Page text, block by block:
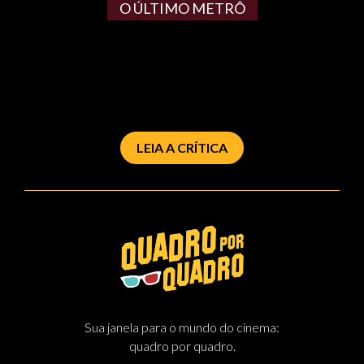
O ÚLTIMO METRÔ
LEIA A CRÍTICA
Sua janela para o mundo do cinema:
quadro por quadro.